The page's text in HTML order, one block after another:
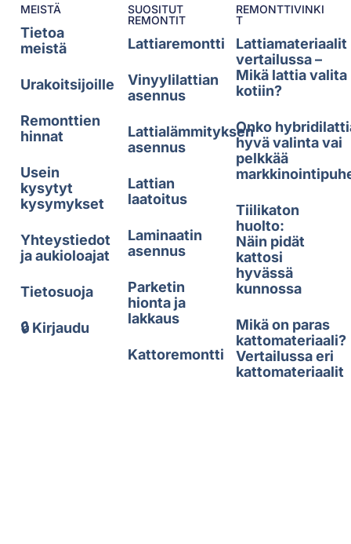
MEISTÄ
Tietoa
meistä
Urakoitsijoille
Remonttien
hinnat
Usein
kysytyt
kysymykset
Yhteystiedot
ja aukioloajat
Tietosuoja
🔒 Kirjaudu
SUOSITUT
REMONTIT
Lattiaremontti
Vinyylilattian
asennus
Lattialämmityksen
asennus
Lattian
laatoitus
Laminaatin
asennus
Parketin
hionta ja
lakkaus
Kattoremontti
REMONTTIVINKI
T
Lattiamateriaalit
vertailussa –
Mikä lattia valita
kotiin?
Onko
hyvä valinta vai
pelkkää
Tiilikaton
huolto:
Näin pidät
kattosi
hyvässä
kunnossa
Mikä on paras
kattomateriaali?
Vertailussa eri
kattomateriaalit